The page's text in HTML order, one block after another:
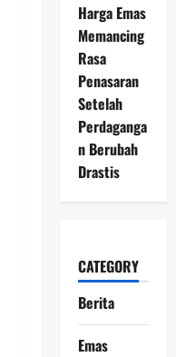
Harga Emas
Memancing
Rasa
Penasaran
Setelah
Perdaganga
n Berubah
Drastis
CATEGORY
Berita
Emas